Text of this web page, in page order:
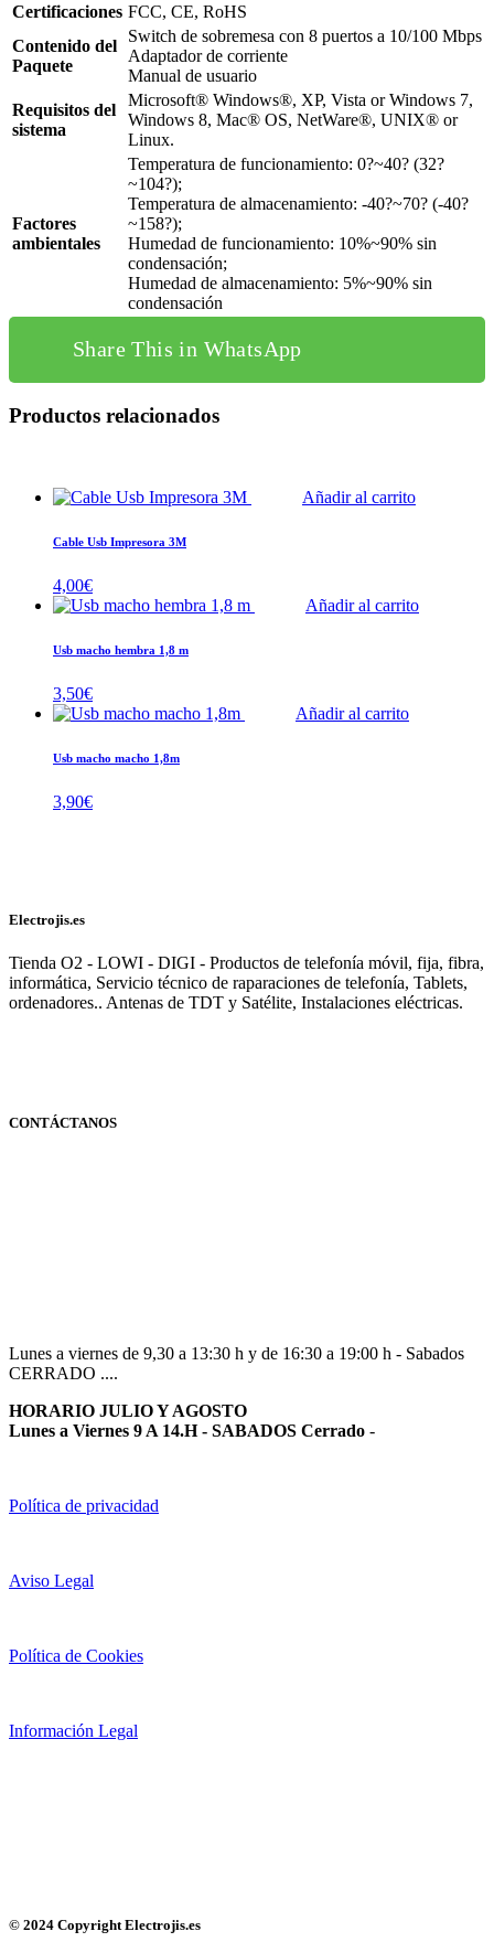
Certificaciones FCC, CE, RoHS
Contenido del
Paquete
Switch de sobremesa con 8 puertos a 10/100 Mbps
Adaptador de corriente
Manual de usuario
Requisitos del
sistema
Microsoft® Windows®, XP, Vista or Windows 7,
Windows 8, Mac® OS, NetWare®, UNIX® or
Linux.
Factores
ambientales
Temperatura de funcionamiento: 0?~40? (32?
~104?);
Temperatura de almacenamiento: -40?~70? (-40?
~158?);
Humedad de funcionamiento: 10%~90% sin
condensación;
Humedad de almacenamiento: 5%~90% sin
condensación
Share This in WhatsApp
Productos relacionados
Añadir al carrito
Cable Usb Impresora 3M
4,00€
Añadir al carrito
Usb macho hembra 1,8 m
3,50€
Añadir al carrito
Usb macho macho 1,8m
3,90€
Electrojis.es
Tienda O2 - LOWI - DIGI - Productos de telefonía móvil, fija, fibra,
informática, Servicio técnico de raparaciones de telefonía, Tablets,
ordenadores.. Antenas de TDT y Satélite, Instalaciones eléctricas.
CONTÁCTANOS
Lunes a viernes de 9,30 a 13:30 h y de 16:30 a 19:00 h - Sabados
CERRADO ....
HORARIO JULIO Y AGOSTO
Lunes a Viernes 9 A 14.H - SABADOS Cerrado -
Política de privacidad
Aviso Legal
Política de Cookies
Información Legal
© 2024 Copyright Electrojis.es